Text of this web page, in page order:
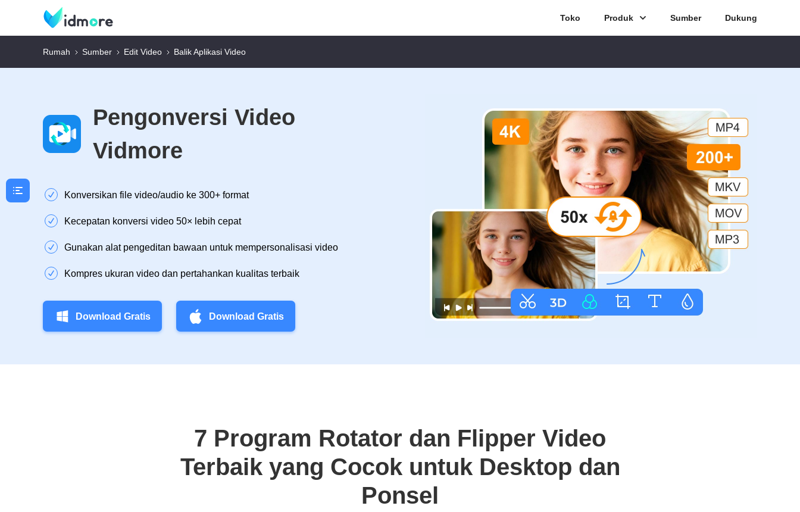
Toko Produk Sumber Dukung
Rumah Sumber Edit Video Balik Aplikasi Video
Pengonversi Video
Vidmore
Konversikan file video/audio ke 300+ format
Kecepatan konversi video 50× lebih cepat
Gunakan alat pengeditan bawaan untuk mempersonalisasi video
Kompres ukuran video dan pertahankan kualitas terbaik
Download Gratis Download Gratis
7 Program Rotator dan Flipper Video
Terbaik yang Cocok untuk Desktop dan
Ponsel